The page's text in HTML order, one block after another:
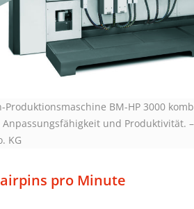
Produktionsmaschine BM-HP 3000
und Produktivität. –
KG
pro Minute